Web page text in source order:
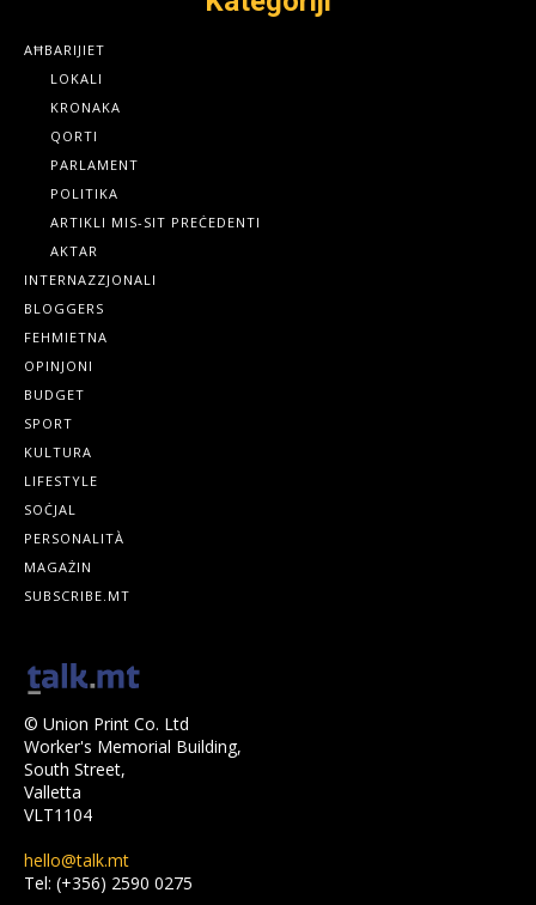
AĦBARIJIET
LOKALI
KRONAKA
QORTI
PARLAMENT
POLITIKA
ARTIKLI MIS-SIT PREĊEDENTI
AKTAR
INTERNAZZJONALI
BLOGGERS
FEHMIETNA
OPINJONI
BUDGET
SPORT
KULTURA
LIFESTYLE
SOĊJAL
PERSONALITÀ
MAGAŻIN
SUBSCRIBE.MT
© Union Print Co. Ltd
Worker's Memorial Building,
South Street,
Valletta
VLT1104
hello@talk.mt
Tel: (+356) 2590 0275